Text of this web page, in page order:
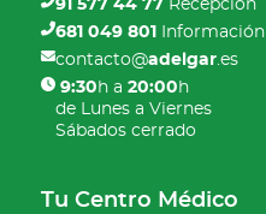
91 577 44 77 Recepción
681 049 801
Información
contacto@adelgar.es
9:30 h a20:00 h
de Lunes a Viernes
Sábados cerrado
Tu Centro Médico